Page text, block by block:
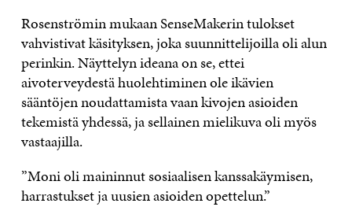
Rosenströmin mukaan SenseMakerin tulokset
vahvistivat käsityksen, joka suunnittelijoilla oli alun
perinkin. Näyttelyn ideana on se, ettei
aivoterveydestä huolehtiminen ole ikävien
sääntöjen noudattamista vaan kivojen asioiden
tekemistä yhdessä, ja sellainen mielikuva oli myös
vastaajilla.
”Moni oli maininnut sosiaalisen kanssakäymisen,
harrastukset ja uusien asioiden opettelun.”